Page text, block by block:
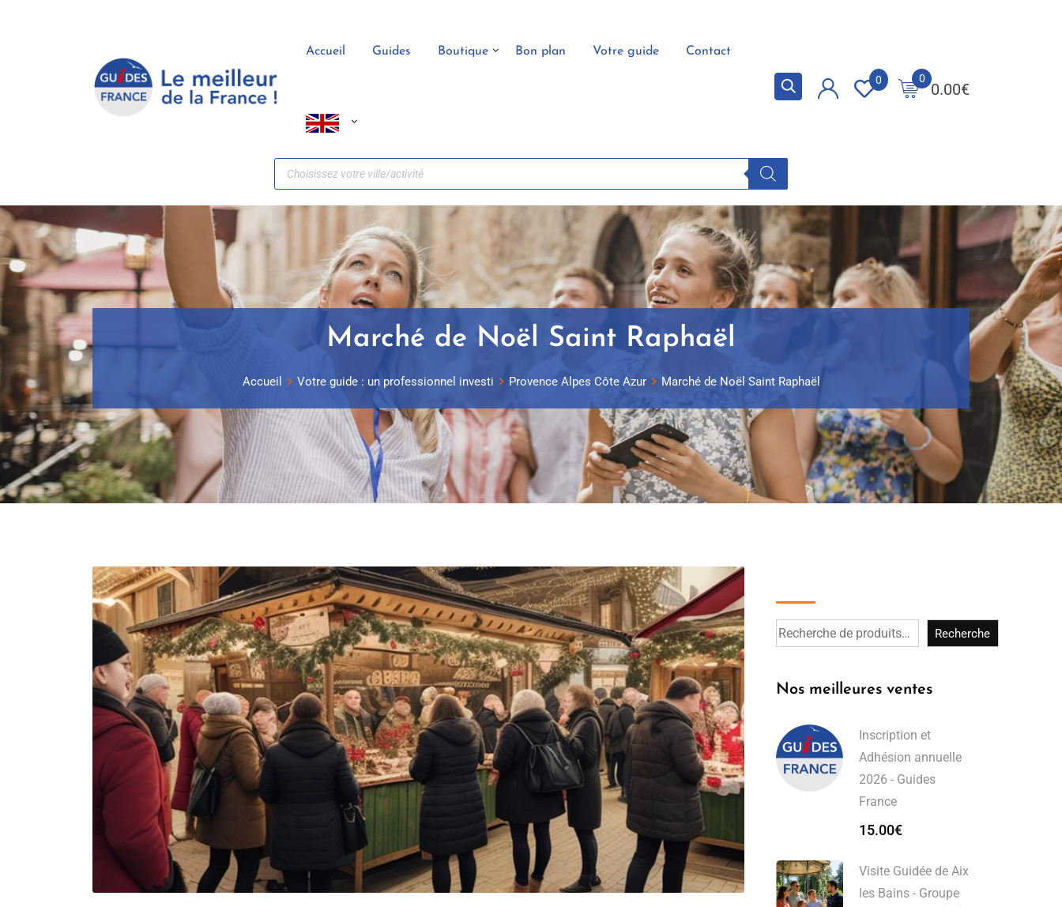
Accueil Guides Boutique Bon plan Votre guide Contact
0.00€
0
0
Marché de Noël Saint Raphaël
Accueil Votre guide : un professionnel investi Provence Alpes Côte Azur Marché de Noël Saint Raphaël
Recherche
Nos meilleures ventes
Inscription et
Adhésion annuelle
2026 - Guides
France
15.00€
Visite Guidée de Aix
les Bains - Groupe